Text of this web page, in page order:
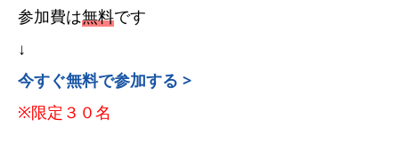
参加費は無料です
↓
今すぐ無料で参加する >
※限定３０名